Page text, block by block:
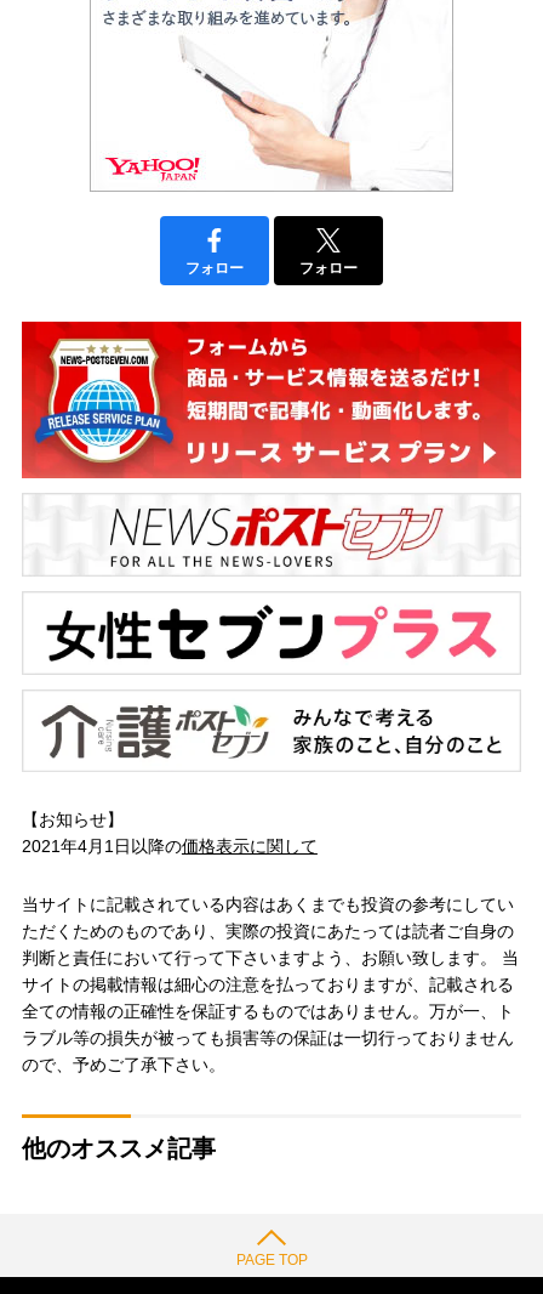
フォロー フォロー
【お知らせ】
2021年4月1日以降の価格表示に関して
当サイトに記載されている内容はあくまでも投資の参考にしてい
ただくためのものであり、実際の投資にあたっては読者ご自身の
判断と責任において行って下さいますよう、お願い致します。 当
サイトの掲載情報は細心の注意を払っておりますが、記載される
全ての情報の正確性を保証するものではありません。万が一、ト
ラブル等の損失が被っても損害等の保証は一切行っておりません
ので、予めご了承下さい。
他のオススメ記事
PAGE TOP